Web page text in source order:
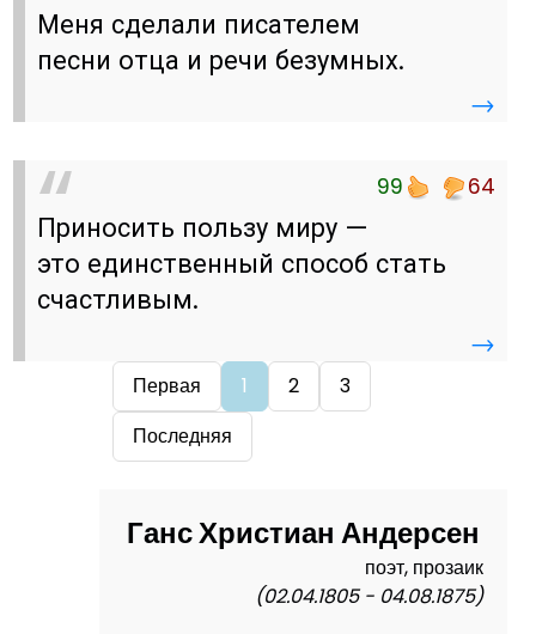
Меня сделали писателем
песни отца и речи безумных.
→
99 64
Приносить пользу миру —
это единственный способ стать
счастливым.
→
Первая 1 2
3
Последняя
Ганс Христиан Андерсен
поэт, прозаик
(02.04.1805 - 04.08.1875)